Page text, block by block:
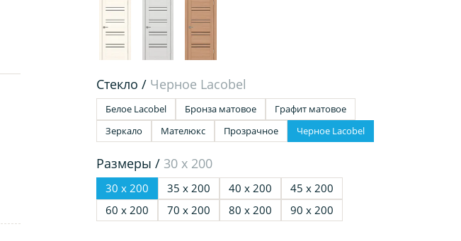
Стекло / Черное Lacobel
Белое Lacobel Бронза матовое
Графит матовое
Зеркало
Мателюкс Прозрачное Черное Lacobel
Размеры / 30 х 200
30 х 200 35 х 200 40 х 200
45 х 200
60 х 200
70 х 200 80 х 200 90 х 200